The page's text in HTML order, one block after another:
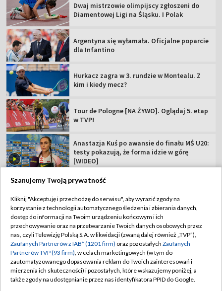
Dwaj mistrzowie olimpijscy zgłoszeni do
Diamentowej Ligi na Śląsku. I Polak
Argentyna się wyłamała. Oficjalne poparcie
dla Infantino
Hurkacz zagra w 3. rundzie w Montealu. Z
kim i kiedy mecz?
Tour de Pologne [NA ŻYWO]. Oglądaj 5. etap
w TVP!
Anastazja Kuś po awansie do finału MŚ U20:
testy pokazują, że forma idzie w górę
[WIDEO]
TVP
Abonament TVP
Sklep TVP
Biuro Reklamy
Oferta Handlowa
Regulamin TVP
Polityka prywatności
Moje zgody
Biuro reklamy
Szanujemy Twoją prywatność
Kliknij "Akceptuję i przechodzę do serwisu", aby wyrazić zgody na
korzystanie z technologii automatycznego śledzenia i zbierania danych,
dostęp do informacji na Twoim urządzeniu końcowym i ich
przechowywanie oraz na przetwarzanie Twoich danych osobowych przez
nas, czyli Telewizję Polską S.A. w likwidacji (zwaną dalej również „TVP”),
Zaufanych Partnerów z IAB* (1201 firm) oraz pozostałych Zaufanych
Partnerów TVP (93 firm), w celach marketingowych (w tym do
zautomatyzowanego dopasowania reklam do Twoich zainteresowań i
mierzenia ich skuteczności) i pozostałych, które wskazujemy poniżej, a
także zgody na udostępnianie przez nas identyfikatora PPID do Google.